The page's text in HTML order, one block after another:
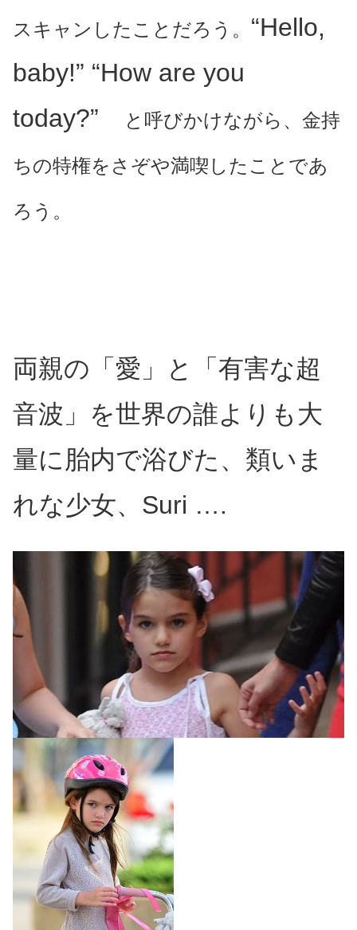
スキャンしたことだろう。 “Hello,
baby!” “How are you
today?”
と呼びかけながら、金持
ちの特権をさぞや満喫したことであ
ろう。
両親の「愛」と「有害な超
音波」を世界の誰よりも大
量に胎内で浴びた、類いま
れな少女、Suri ….